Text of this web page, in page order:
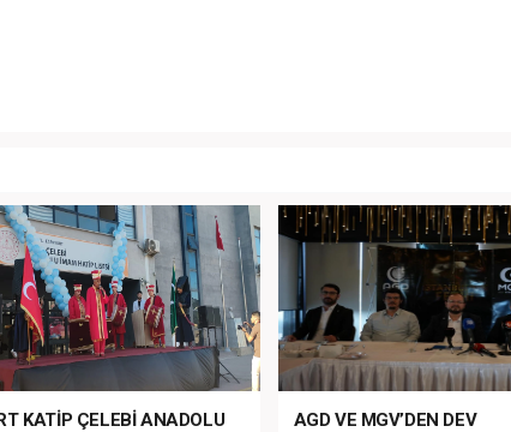
KATİP ÇELEBİ ANADOLU
AGD VE MGV’DEN DEV